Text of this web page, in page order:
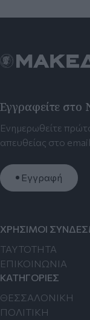
Εγγραφείτε
Ενημερωθείτε
απευθείας στο
Εγγραφή
ΧΡΗΣΙΜΟΙ
TAYTOTHTA
ΕΠΙΚΟΙΝΩΝΙΑ
ΚΑΤΗΓΟΡΙΕΣ
ΘΕΣΣΑΛΟΝΙΚΗ
ΠΟΛΙΤΙΚΗ